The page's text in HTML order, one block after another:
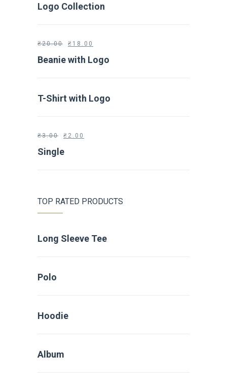
Logo Collection
₴20.00 ₴ 18.00
Beanie with Logo
T-Shirt with Logo
₴3.00 ₴ 2.00
Single
TOP RATED PRODUCTS
Long Sleeve Tee
Polo
Hoodie
Album